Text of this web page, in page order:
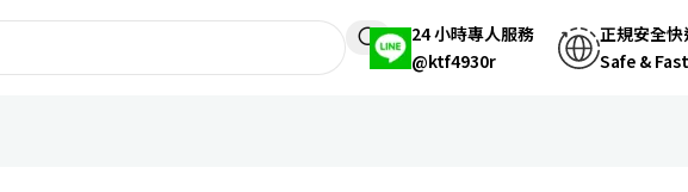
24 小時專人服務
@ktf4930r
正規安全快
Safe & Fast